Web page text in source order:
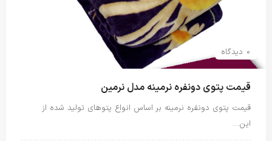
0 دیدگاه
قیمت پتوی دونفره نرمینه مدل نرمین
قیمت پتوی دونفره نرمینه بر اساس انواع پتوهای تولید شده از
این…